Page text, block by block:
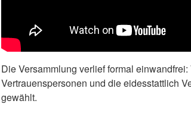
Die Versammlung verlief formal
Vertrauenspersonen und die eidesstattlich
gewählt.